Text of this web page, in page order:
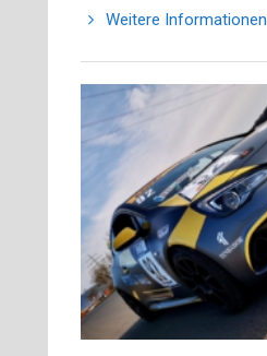
Weitere Informationen